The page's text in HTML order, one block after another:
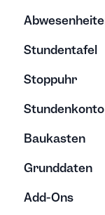
Budgets
Soll-
Rechte
Passwort &
Teams
Allgemein
Urlaub
Elternzeit
Kalender
Stundentafel
Erfassung
Stoppuhr
Erfassung
Nützliches
Stundenkonto
Überstunden
Exporte &
Baukasten
Exporte
Rechnung
Grunddaten
Erfassung
Add-Ons